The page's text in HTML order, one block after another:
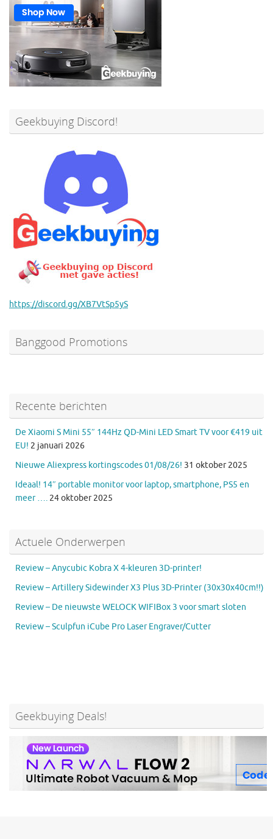
Geekbuying Discord!
https://discord.gg/XB7VtSp5yS
Banggood Promotions
Recente berichten
De Xiaomi S Mini 55″ 144Hz QD-Mini LED Smart TV voor €419 uit
EU! 2 januari 2026
Nieuwe Aliexpress kortingscodes 01/08/26! 31 oktober 2025
Ideaal! 14″ portable monitor voor laptop, smartphone, PS5 en
meer …. 24 oktober 2025
Actuele Onderwerpen
Review – Anycubic Kobra X 4-kleuren 3D-printer!
Review – Artillery Sidewinder X3 Plus 3D-Printer (30x30x40cm!!)
Review – De nieuwste WELOCK WIFIBox 3 voor smart sloten
Review – Sculpfun iCube Pro Laser Engraver/Cutter
Geekbuying Deals!